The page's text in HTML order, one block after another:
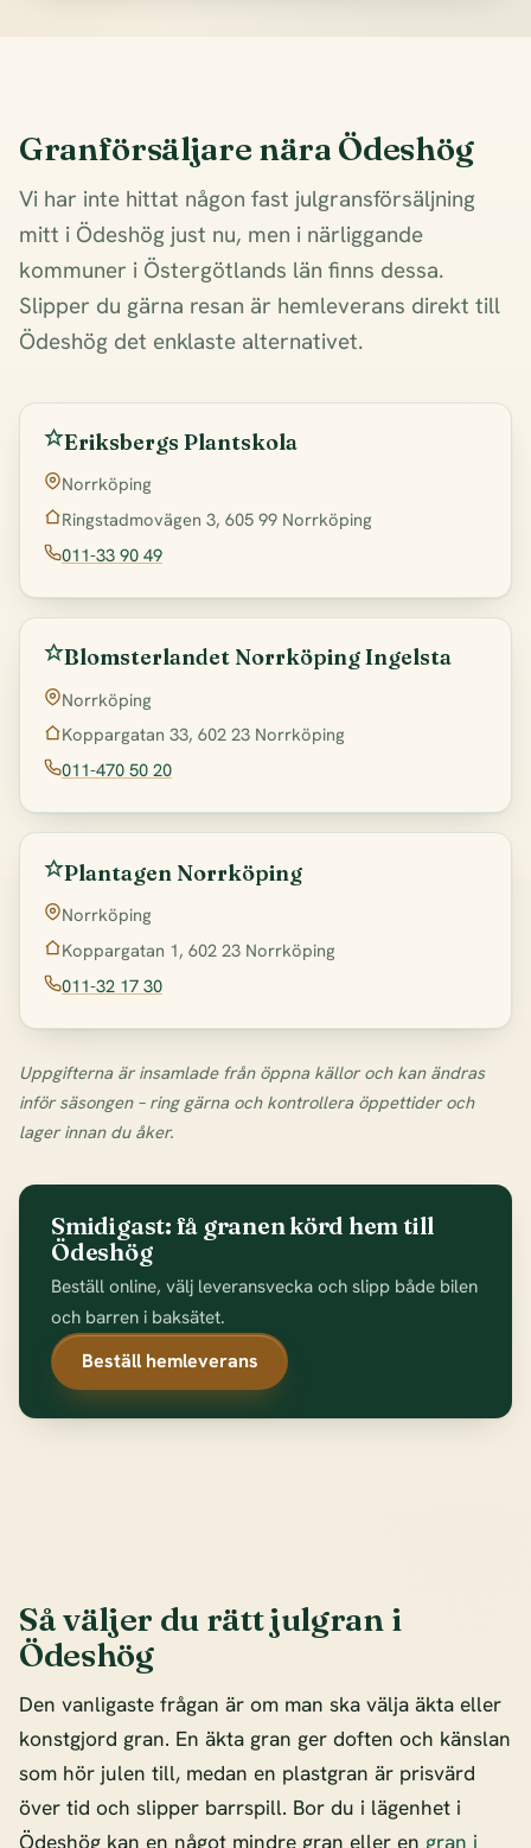
Granförsäljare nära Ödeshög
Vi har inte hittat någon fast julgransförsäljning
mitt i Ödeshög just nu, men i närliggande
kommuner i Östergötlands län finns dessa.
Slipper du gärna resan är hemleverans direkt till
Ödeshög det enklaste alternativet.
Eriksbergs Plantskola
Norrköping
Ringstadmovägen 3, 605 99 Norrköping
011-33 90 49
Blomsterlandet Norrköping Ingelsta
Norrköping
Koppargatan 33, 602 23 Norrköping
011-470 50 20
Plantagen Norrköping
Norrköping
Koppargatan 1, 602 23 Norrköping
011-32 17 30
Uppgifterna är insamlade från öppna källor och kan ändras
inför säsongen – ring gärna och kontrollera öppettider och
lager innan du åker.
Smidigast: få granen körd hem till
Ödeshög
Beställ online, välj leveransvecka och slipp både bilen
och barren i baksätet.
Beställ hemleverans
Så väljer du rätt julgran i
Ödeshög
Den vanligaste frågan är om man ska välja äkta eller
konstgjord gran. En äkta gran ger doften och känslan
som hör julen till, medan en plastgran är prisvärd
över tid och slipper barrspill. Bor du i lägenhet i
Ödeshög kan en något mindre gran eller en gran i